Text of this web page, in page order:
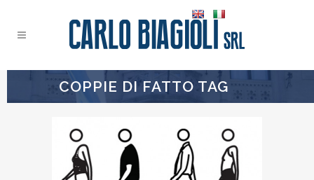
COPPIE DI FATTO TAG